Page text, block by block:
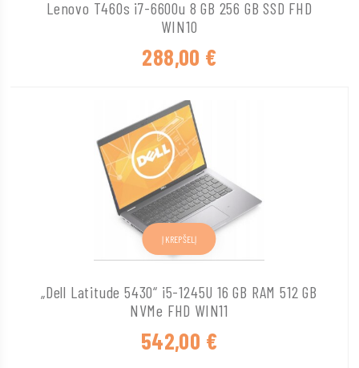
Lenovo T460s i7-6600u 8 GB 256 GB SSD FHD
WIN10
288,00 €
„Dell Latitude 5430“ i5-1245U 16 GB RAM 512 GB
NVMe FHD WIN11
542,00 €
Į KREPŠELĮ